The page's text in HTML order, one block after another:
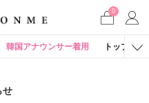
0
韓国アナウンサー着用 トップス
せ